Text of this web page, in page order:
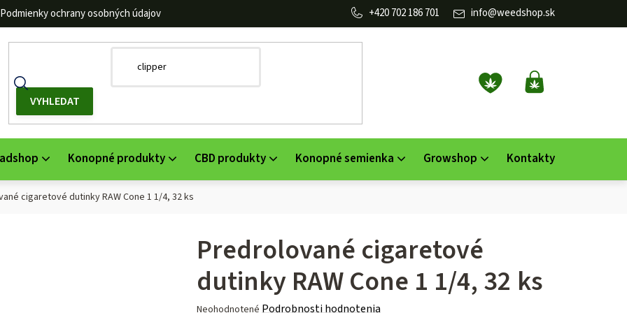
Podmienky ochrany osobných údajov info@weedshop.sk
702 186 701
NÁKUPNÝ
KOŠÍK
Konopné produkty CBD produkty Konopné semienka Growshop Kontakty
cigaretové dutinky RAW Cone 1 1/4, 32 ks
Predrolované cigaretové
dutinky RAW Cone 1 1/4, 32 ks
Priemerné
Neohodnotené Podrobnosti hodnotenia